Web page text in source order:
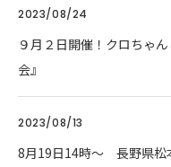
2023/08/24
９月２日開催！クロちゃ
会』
2023/08/13
8月19日14時～ 長野県松